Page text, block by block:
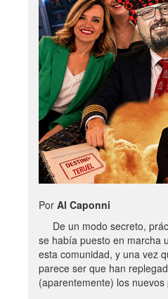
Por Al Caponni
De un modo secreto,
se había puesto en marcha
esta comunidad, y una vez
parece ser que han
(aparentemente) los